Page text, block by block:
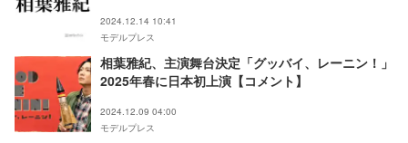
2024.12.14 10:41
モデルプレス
相葉雅紀、主演舞台決定「グッバイ、レーニン！」
2025年春に日本初上演【コメント】
2024.12.09 04:00
モデルプレス